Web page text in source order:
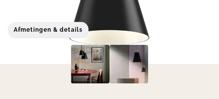
Afmetingen & details